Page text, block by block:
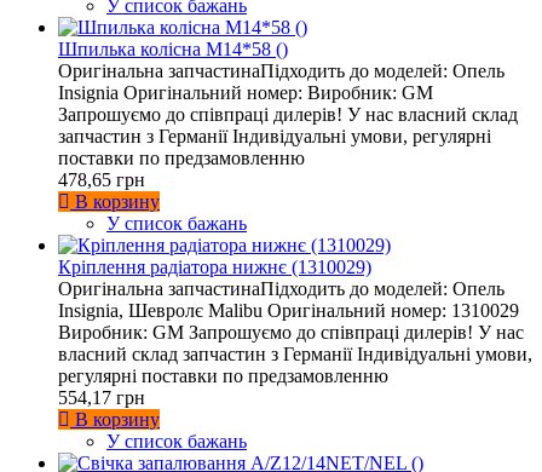
У список бажань
Шпилька колісна М14*58 ()
Оригінальна запчастинаПідходить до моделей: Опель
Insignia Оригінальний номер: Виробник: GM
Запрошуємо до співпраці дилерів! У нас власний склад
запчастин з Германії Індивідуальні умови, регулярні
поставки по предзамовленню
478,65 грн
В корзину
У список бажань
Кріплення радіатора нижнє (1310029)
Оригінальна запчастинаПідходить до моделей: Опель
Insignia, Шевролє Malibu Оригінальний номер: 1310029
Виробник: GM Запрошуємо до співпраці дилерів! У нас
власний склад запчастин з Германії Індивідуальні умови,
регулярні поставки по предзамовленню
554,17 грн
В корзину
У список бажань